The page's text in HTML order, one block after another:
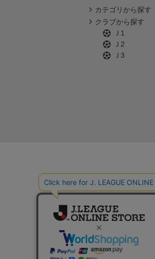
カテゴリから探す
クラブから探す
Ｊ1
Ｊ2
Ｊ3